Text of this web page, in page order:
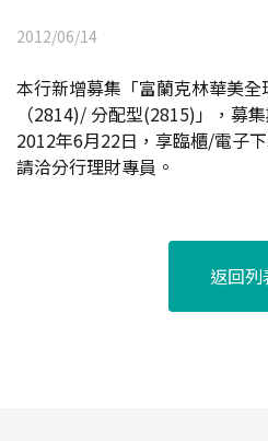
2012/06/14
本行新增募集「富蘭克林華美
（2814)/ 分配型(2815)」，募
2012年6月22日，享臨櫃/電子
請洽分行理財專員。
返回列